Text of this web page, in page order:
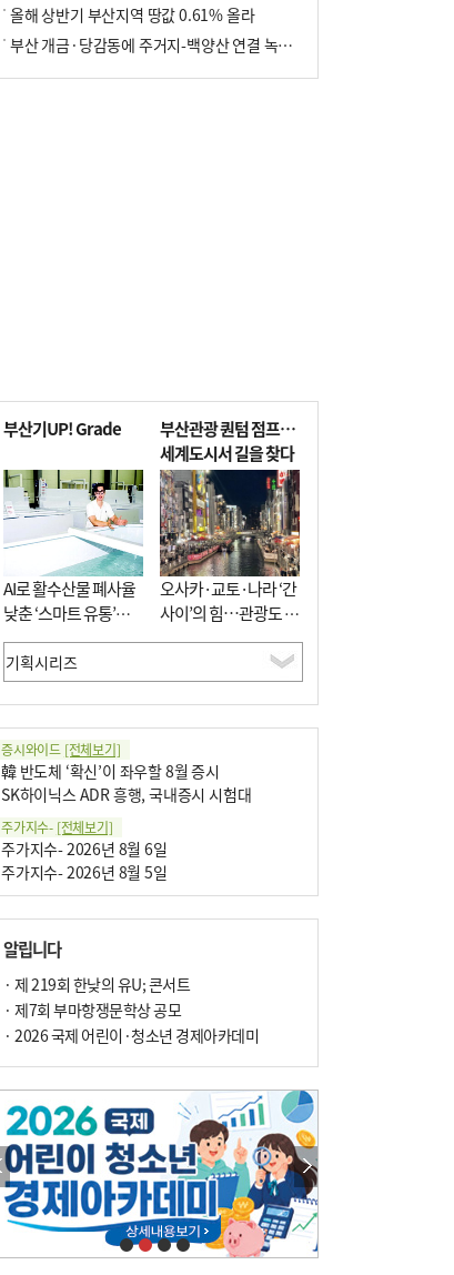
올해 상반기 부산지역 땅값 0.61% 올라
부산 개금·당감동에 주거지-백양산 연결 녹지 조성
부산기UP! Grade
AI로 활수산물 폐사율
낮춘 ‘스마트 유통’…
사막·산악지대 수출
도전
부산관광 퀀텀 점프…
세계도시서 길을 찾다
오사카·교토·나라 ‘간
사이’의 힘…관광도 뭉
쳐야 흥한다
증시와이드 [전체보기]
韓 반도체 ‘확신’이 좌우할 8월 증시
SK하이닉스 ADR 흥행, 국내증시 시험대
주가지수- [전체보기]
주가지수- 2026년 8월 6일
주가지수- 2026년 8월 5일
알립니다
· 제 219회 한낮의 유U; 콘서트
· 제7회 부마항쟁문학상 공모
· 2026 국제 어린이·청소년 경제아카데미